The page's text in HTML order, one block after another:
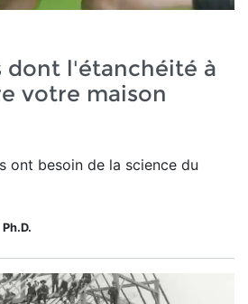
dont l'étanchéité à
votre maison
ont besoin de la science du